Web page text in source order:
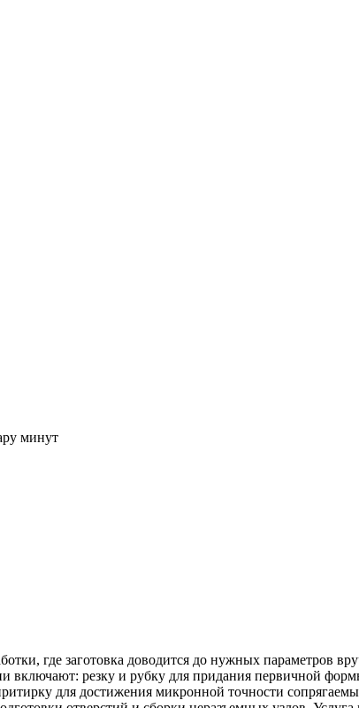
минут
где заготовка доводится до нужных параметров
включают: резку и рубку для придания первичной
для достижения микронной точности